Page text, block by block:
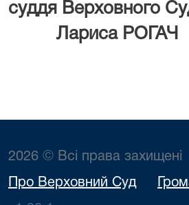
суддя
Лариса РОГАЧ
2026 © Всі права захищені
Про Верховний Суд